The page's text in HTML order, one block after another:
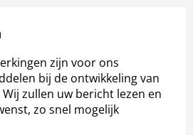
zijn voor ons
bij de ontwikkeling van
zullen uw bericht lezen en
zo snel mogelijk